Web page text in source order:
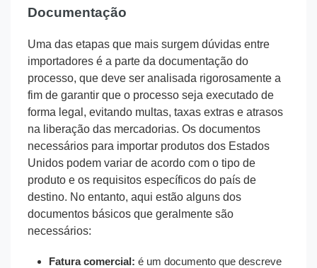
Documentação
Uma das etapas que mais surgem dúvidas entre
importadores é a parte da documentação do
processo, que deve ser analisada rigorosamente a
fim de garantir que o processo seja executado de
forma legal, evitando multas, taxas extras e atrasos
na liberação das mercadorias. Os documentos
necessários para importar produtos dos Estados
Unidos podem variar de acordo com o tipo de
produto e os requisitos específicos do país de
destino. No entanto, aqui estão alguns dos
documentos básicos que geralmente são
necessários:
Fatura comercial: é um documento que descreve